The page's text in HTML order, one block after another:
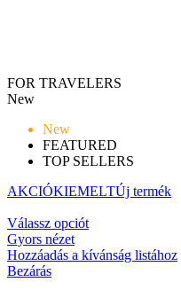
FOR TRAVELERS
New
New
FEATURED
TOP SELLERS
AKCIÓKIEMELTÚj termék
Válassz opciót
Gyors nézet
Hozzáadás a kívánság listához
Bezárás